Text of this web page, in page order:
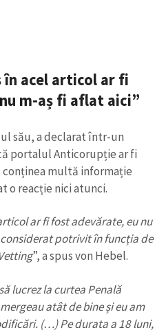
Despre ZdG
на русском
în acel articol ar fi
m-aș fi aflat aici”
său, a declarat într-un
portalul Anticorupție ar fi
multă informație
o reacție nici atunci.
ar fi fost adevărate, eu nu
potrivit în funcția de
”, a spus von Hebel.
lucrez la curtea Penală
atât de bine și eu am
(…) Pe durata a 18 luni,